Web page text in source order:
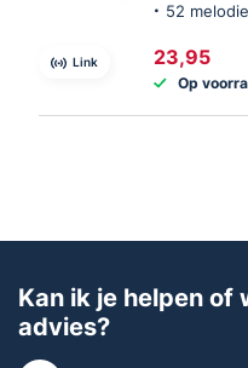
Link
52
23,95
Op
Kan ik je helpen of
advies?